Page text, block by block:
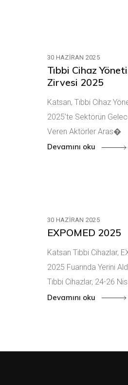
30 HAZIRAN 2025
Tıbbi Cihaz
Zirvesi 2025
Katsan, Tıbbi Cihaz
2025’te Sektörün
Veren Aktörler Aras�
Devamını oku
30 HAZIRAN 2025
EXPOMED 2025
Katsan Tıbbi Cihazlar,
2025 Fuarında Yerini
Tıbbi Cihazlar, 24-26
Devamını oku